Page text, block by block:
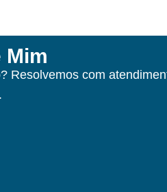
Mim
Resolvemos com